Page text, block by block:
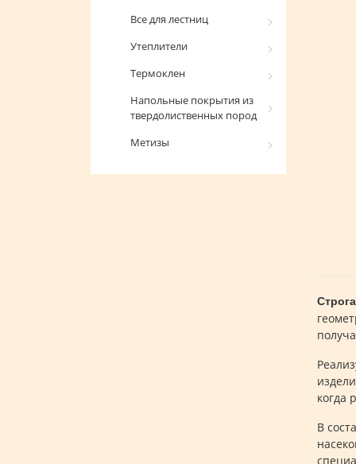
когда
В
Все для лестниц
Утеплители
Термоклен
Напольные покрытия из
твердолиственных пород
Метизы